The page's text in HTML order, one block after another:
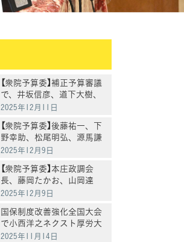
【衆院予算委】補正予算審議
で、井坂信彦、道下大樹、
亀井亜紀子各議員が質問
2025年12月11日
【衆院予算委】後藤祐一、下
野幸助、松尾明弘、源馬謙
太郎各議員が補正予算の審
2025年12月9日
【衆院予算委】本庄政調会
長、藤岡たかお、山岡達
丸、岡田華子各議員が補正
2025年12月9日
国保制度改善強化全国大会
で小西洋之ネクスト厚労大
臣があいさつ
2025年11月14日